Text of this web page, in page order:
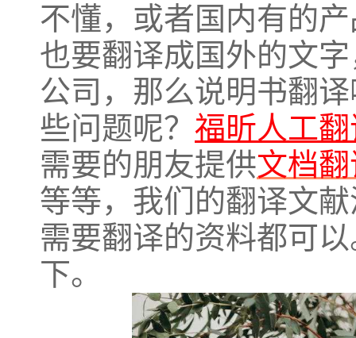
不懂，或者国内有的
也要翻译成国外的文
公司，那么说明书翻
些问题呢？ 福昕人工
需要的朋友提供文档
等等，我们的翻译文
需要翻译的资料都可
下。